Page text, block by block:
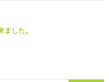
した。